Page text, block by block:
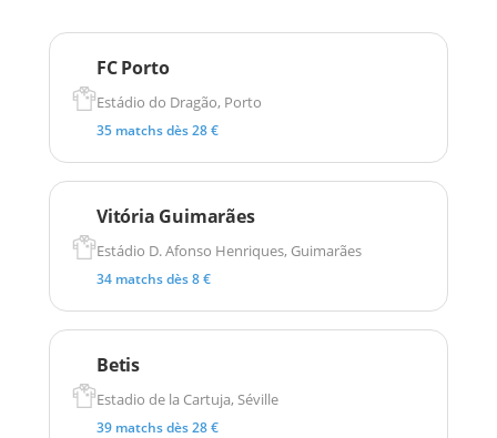
FC Porto
Estádio do Dragão, Porto
35 matchs dès 28 €
Vitória Guimarães
Estádio D. Afonso Henriques, Guimarães
34 matchs dès 8 €
Betis
Estadio de la Cartuja, Séville
39 matchs dès 28 €